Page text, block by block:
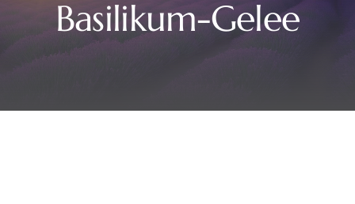
Basilikum-Gelee